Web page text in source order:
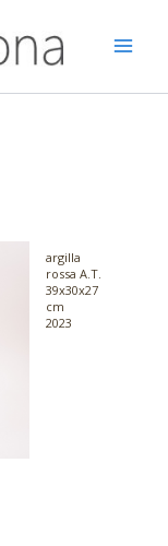
argilla
rossa A.T.
39x30x27
cm
2023